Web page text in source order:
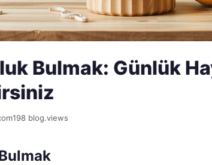
Bulmak: Günlük
198 blog.views